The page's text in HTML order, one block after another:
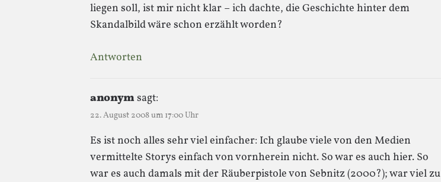
liegen soll, ist mir nicht klar – ich dachte, die Geschichte hinter dem
Skandalbild wäre schon erzählt worden?
Antworten
anonymsagt:
22. August 2008 um 17:00 Uhr
Es ist noch alles sehr viel einfacher: Ich glaube viele von den Medien
vermittelte Storys einfach von vornherein nicht. So war es auch hier. So
war es auch damals mit der Räuberpistole von Sebnitz (2000?); war viel zu